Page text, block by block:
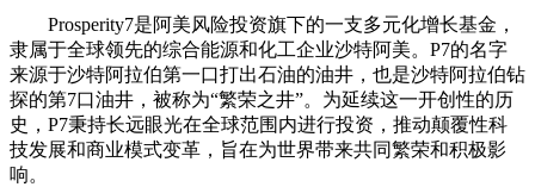
Prosperity7是阿美风险投资旗下的一支多元化增长基金，
隶属于全球领先的综合能源和化工企业沙特阿美。P7的名字
来源于沙特阿拉伯第一口打出石油的油井，也是沙特阿拉伯钻
探的第7口油井，被称为“繁荣之井”。为延续这一开创性的历
史，P7秉持长远眼光在全球范围内进行投资，推动颠覆性科
技发展和商业模式变革，旨在为世界带来共同繁荣和积极影
响。